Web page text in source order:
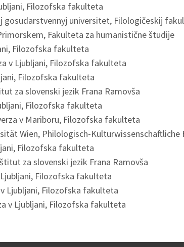
Filozofska fakulteta
gosudarstvennyj universitet, Filologičeskij
Fakulteta za humanistične študije
Filozofska fakulteta
v Ljubljani, Filozofska fakulteta
Filozofska fakulteta
za slovenski jezik Frana Ramovša
Filozofska fakulteta
v Mariboru, Filozofska fakulteta
Wien, Philologisch-Kulturwissenschaftliche
Filozofska fakulteta
za slovenski jezik Frana Ramovša
Filozofska fakulteta
Ljubljani, Filozofska fakulteta
v Ljubljani, Filozofska fakulteta